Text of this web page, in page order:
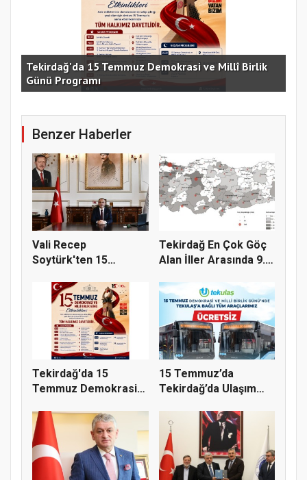
Tekirdağ'da 15 Temmuz Demokrasi ve Millî Birlik
Günü Programı
Benzer Haberler
Vali Recep
Soytürk'ten 15
Ve...
Tekirdağ En Çok Göç
Alan İller Arasında 9.
Tekirdağ'da 15
Temmuz Demokrasi
15 Temmuz’da
Tekirdağ’da Ulaşım